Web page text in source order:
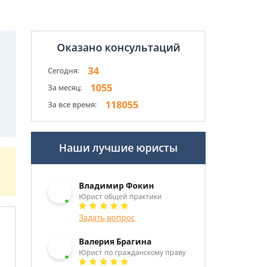
Оказано консультаций
Сегодня: 34
За месяц: 1055
За все время: 118055
Наши лучшие юристы
Владимир Фокин
Юрист общей практики
Задать вопрос
Валерия Брагина
Юрист по гражданскому праву